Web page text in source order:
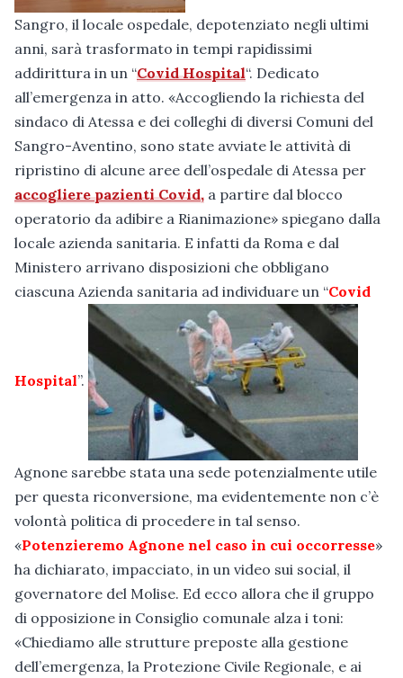
Sangro, il locale ospedale, depotenziato negli ultimi
anni, sarà trasformato in tempi rapidissimi
addirittura in un “Covid Hospital“. Dedicato
all’emergenza in atto. «Accogliendo la richiesta del
sindaco di Atessa e dei colleghi di diversi Comuni del
Sangro-Aventino, sono state avviate le attività di
ripristino di alcune aree dell’ospedale di Atessa per
accogliere pazienti Covid, a partire dal blocco
operatorio da adibire a Rianimazione» spiegano dalla
locale azienda sanitaria. E infatti da Roma e dal
Ministero arrivano disposizioni che obbligano
ciascuna Azienda sanitaria ad individuare un “Covid
Hospital”.
Agnone sarebbe stata una sede potenzialmente utile
per questa riconversione, ma evidentemente non c’è
volontà politica di procedere in tal senso.
«Potenzieremo Agnone nel caso in cui occorresse»
ha dichiarato, impacciato, in un video sui social, il
governatore del Molise. Ed ecco allora che il gruppo
di opposizione in Consiglio comunale alza i toni:
«Chiediamo alle strutture preposte alla gestione
dell’emergenza, la Protezione Civile Regionale, e ai